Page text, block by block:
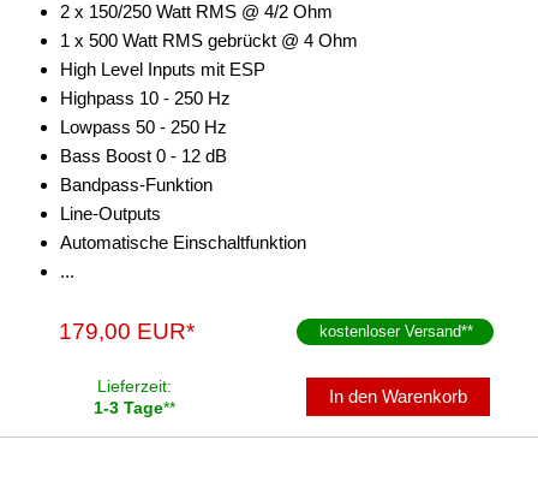
2 x 150/250 Watt RMS @ 4/2 Ohm
1 x 500 Watt RMS gebrückt @ 4 Ohm
High Level Inputs mit ESP
Highpass 10 - 250 Hz
Lowpass 50 - 250 Hz
Bass Boost 0 - 12 dB
Bandpass-Funktion
Line-Outputs
Automatische Einschaltfunktion
...
179,00 EUR* kostenloser Versand**
Lieferzeit:
1-3 Tage**
In den Warenkorb